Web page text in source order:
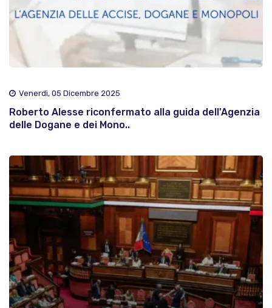
Venerdì, 05 Dicembre 2025
Roberto Alesse riconfermato alla guida dell'Agenzia
delle Dogane e dei Mono..